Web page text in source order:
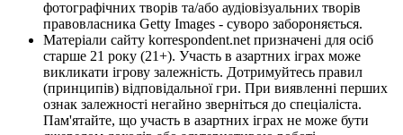
фотографічних творів та/або аудіовізуальних творів
правовласника Getty Images - суворо забороняється.
Матеріали сайту korrespondent.net призначені для осіб
старше 21 року (21+). Участь в азартних іграх може
викликати ігрову залежність. Дотримуйтесь правил
(принципів) відповідальної гри. При виявленні перших
ознак залежності негайно зверніться до спеціаліста.
Пам'ятайте, що участь в азартних іграх не може бути